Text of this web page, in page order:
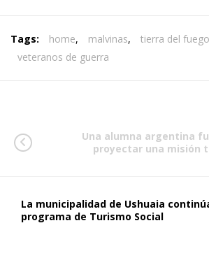
Tags: home, malvinas, tierra del fuego
veteranos de guerra
Una alumna argentina
proyectar una misión
La municipalidad de Ushuaia
programa de Turismo Social